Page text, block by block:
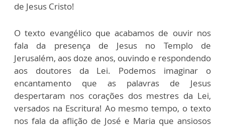
de Jesus Cristo!
O texto evangélico que acabamos de ouvir nos
fala da presença de Jesus no Templo de
Jerusalém, aos doze anos, ouvindo e respondendo
aos doutores da Lei. Podemos imaginar o
encantamento que as palavras de Jesus
despertaram nos corações dos mestres da Lei,
versados na Escritura! Ao mesmo tempo, o texto
nos fala da aflição de José e Maria que ansiosos